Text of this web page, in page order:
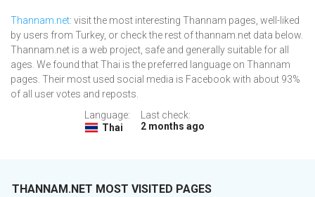
Thannam.net: visit the most interesting Thannam pages, well-liked
by users from Turkey, or check the rest of thannam.net data below.
Thannam.net is a web project, safe and generally suitable for all
ages. We found that Thai is the preferred language on Thannam
pages. Their most used social media is Facebook with about 93%
of all user votes and reposts.
Language:
Thai
Last check:
2 months ago
THANNAM.NET MOST VISITED PAGES